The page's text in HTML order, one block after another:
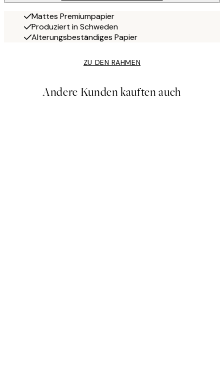
Mattes Premiumpapier
Produziert in Schweden
Alterungsbeständiges Papier
ZU DEN RAHMEN
Andere Kunden kauften auch